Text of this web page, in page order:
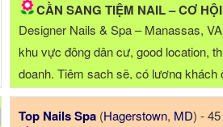
CẦN SANG TIỆM NAIL – CƠ HỘI KINH DOANH
Designer Nails & Spa – Manassas,
khu vực đông dân cư, good location,
doanh. Tiệm sạch sẽ, có lượng khách
1,100 sqft. Tiệm có: +8 ...
Top Nails Spa (Hagerstown, MD) -